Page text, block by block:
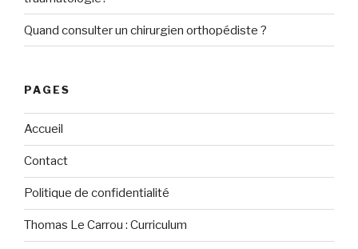
Quand consulter un chirurgien orthopédiste ?
PAGES
Accueil
Contact
Politique de confidentialité
Thomas Le Carrou : Curriculum